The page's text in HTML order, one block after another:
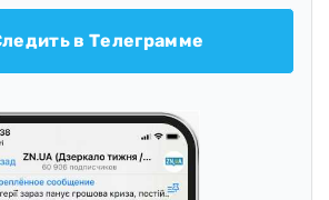
в Телеграмме